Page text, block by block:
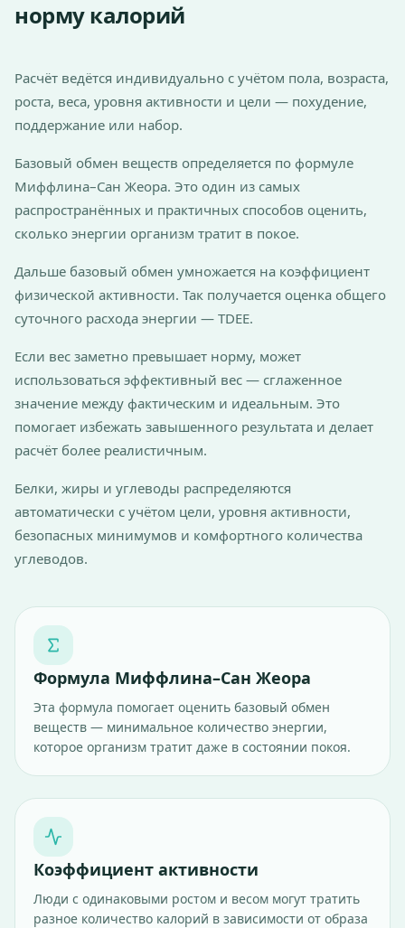
норму калорий
Расчёт ведётся индивидуально с учётом пола, возраста,
роста, веса, уровня активности и цели — похудение,
поддержание или набор.
Базовый обмен веществ определяется по формуле
Миффлина–Сан Жеора. Это один из самых
распространённых и практичных способов оценить,
сколько энергии организм тратит в покое.
Дальше базовый обмен умножается на коэффициент
физической активности. Так получается оценка общего
суточного расхода энергии — TDEE.
Если вес заметно превышает норму, может
использоваться эффективный вес — сглаженное
значение между фактическим и идеальным. Это
помогает избежать завышенного результата и делает
расчёт более реалистичным.
Белки, жиры и углеводы распределяются
автоматически с учётом цели, уровня активности,
безопасных минимумов и комфортного количества
углеводов.
Формула Миффлина–Сан Жеора
Эта формула помогает оценить базовый обмен
веществ — минимальное количество энергии,
которое организм тратит даже в состоянии покоя.
Коэффициент активности
Люди с одинаковыми ростом и весом могут тратить
разное количество калорий в зависимости от образа